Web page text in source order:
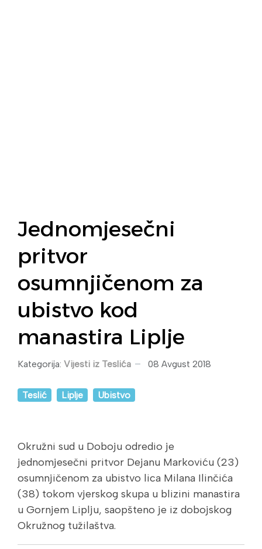
Jednomjesečni
pritvor
osumnjičenom za
ubistvo kod
manastira Liplje
Kategorija: Vijesti iz Teslića 08 Avgust 2018
Teslić Liplje Ubistvo
Okružni sud u Doboju odredio je
jednomjesečni pritvor Dejanu Markoviću (23)
osumnjičenom za ubistvo lica Milana Ilinčića
(38) tokom vjerskog skupa u blizini manastira
u Gornjem Liplju, saopšteno je iz dobojskog
Okružnog tužilaštva.